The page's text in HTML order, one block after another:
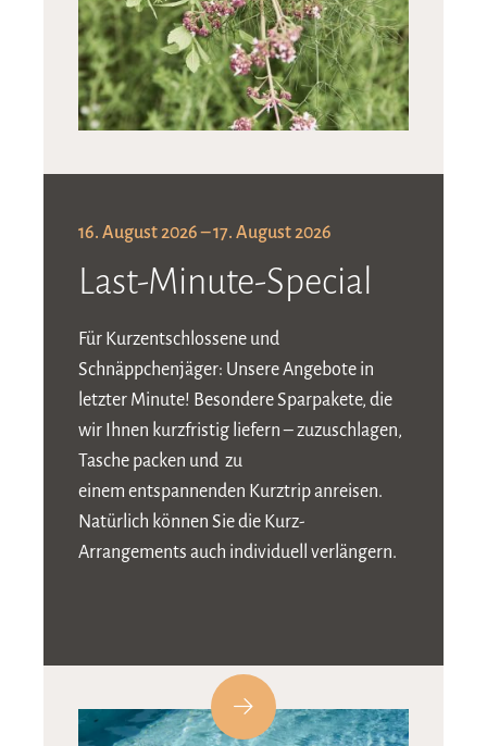
16. August 2026 – 17. August 2026
Last-Minute-Special
Für Kurzentschlossene und
Schnäppchenjäger: Unsere Angebote in
letzter Minute! Besondere Sparpakete, die
wir Ihnen kurzfristig liefern – zuzuschlagen,
Tasche packen und zu
einem entspannenden Kurztrip anreisen.
Natürlich können Sie die Kurz-
Arrangements auch individuell verlängern.